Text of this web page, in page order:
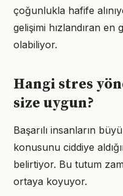
çoğunlukla hafife
gelişimi hızlandıran
olabiliyor.
Hangi stres
size uygun?
Başarılı insanların
konusunu ciddiye
belirtiyor. Bu tutum
ortaya koyuyor.